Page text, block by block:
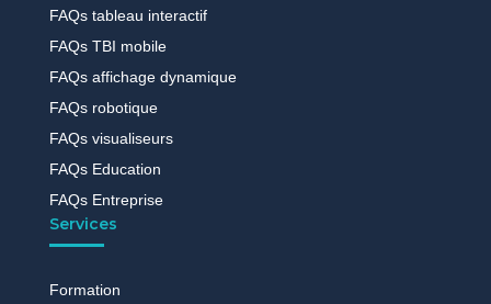
FAQs tableau interactif
FAQs TBI mobile
FAQs affichage dynamique
FAQs robotique
FAQs visualiseurs
FAQs Education
FAQs Entreprise
Services
Formation